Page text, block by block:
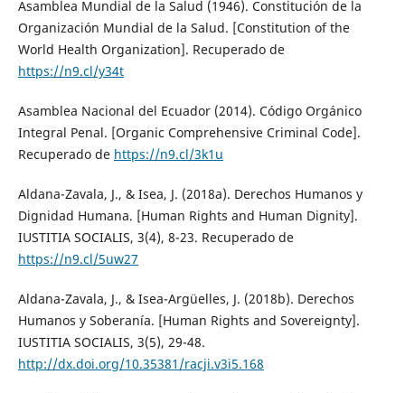
Asamblea Mundial de la Salud (1946). Constitución de la
Organización Mundial de la Salud. [Constitution of the
World Health Organization]. Recuperado de
https://n9.cl/y34t
Asamblea Nacional del Ecuador (2014). Código Orgánico
Integral Penal. [Organic Comprehensive Criminal Code].
Recuperado de https://n9.cl/3k1u
Aldana-Zavala, J., & Isea, J. (2018a). Derechos Humanos y
Dignidad Humana. [Human Rights and Human Dignity].
IUSTITIA SOCIALIS, 3(4), 8-23. Recuperado de
https://n9.cl/5uw27
Aldana-Zavala, J., & Isea-Argüelles, J. (2018b). Derechos
Humanos y Soberanía. [Human Rights and Sovereignty].
IUSTITIA SOCIALIS, 3(5), 29-48.
http://dx.doi.org/10.35381/racji.v3i5.168